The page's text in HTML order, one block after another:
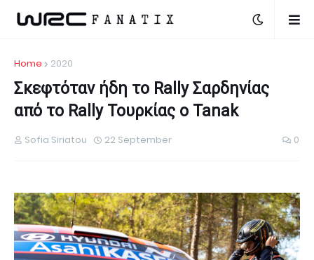
Home 2020
Σκεφτόταν ήδη το Rally Σαρδηνίας
από το Rally Τουρκίας ο Tanak
Sofia Siriatou 22 September 0